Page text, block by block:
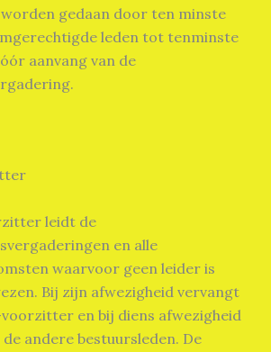
gedaan door ten minste
leden tot tenminste
aanvang van de
leidt de
en alle
waarvoor geen leider is
Bij zijn afwezigheid vervangt
en bij diens afwezigheid
de andere bestuursleden. De